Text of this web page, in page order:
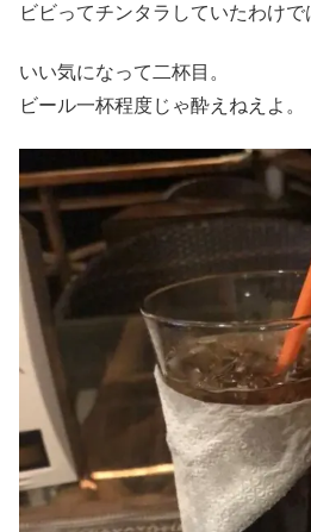
ビビってチンタラしていたわけで
いい気になって二杯目。
ビール一杯程度じゃ酔えねえよ。